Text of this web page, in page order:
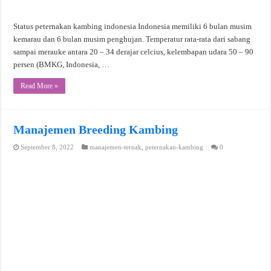
Status peternakan kambing indonesia Indonesia memiliki 6 bulan musim
kemarau dan 6 bulan musim penghujan. Temperatur rata-rata dari sabang
sampai merauke antara 20 – 34 derajar celcius, kelembapan udara 50 – 90
persen (BMKG, Indonesia, …
Read More »
Manajemen Breeding Kambing
September 8, 2022 manajemen-ternak ,peternakan-kambing 0